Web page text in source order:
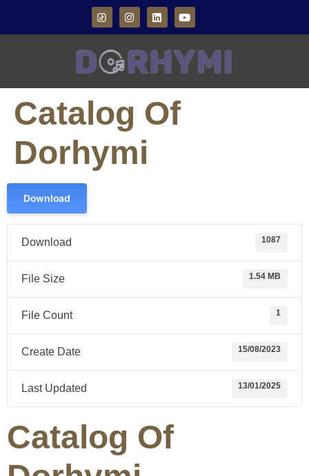
Catalog Of
Dorhymi
Download
Download 1087
File Size 1.54 MB
File Count 1
Create Date 15/08/2023
Last Updated 13/01/2025
Catalog Of